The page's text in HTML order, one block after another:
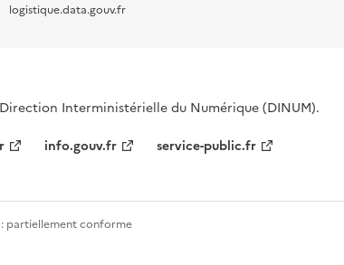
logistique.data.gouv.fr
Interministérielle du Numérique (DINUM).
info.gouv.fr service-public.fr
partiellement conforme